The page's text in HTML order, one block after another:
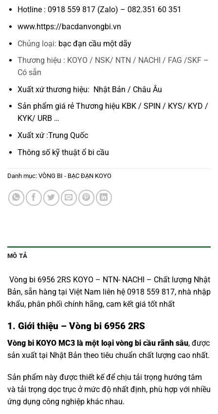
Hotline : 0918 559 817 (Zalo) – 082.351 60 351
www.https://bacdanvongbi.vn
Chủng loại: bạc đạn cầu một dãy
Thương hiệu : KOYO / NSK/ NTN / NACHI / FAG /SKF –
Có sẵn
Xuất xứ thương hiệu: Nhật Bản / Châu Âu
Sản phẩm giá rẻ Thương hiệu KBK / SPIN / KYS/ KYD /
KYK/ URB …
Xuất xứ :Trung Quốc
Thông số kỹ thuậtổ bi cầu
Danh mục: VÒNG BI - BẠC ĐẠN KOYO
MÔ TẢ
Vòng bi 6956 2RS KOYO – NTN- NACHI – Chất lượng Nhật
Bản, sẵn hàng tại Việt Nam liên hệ 0918 559 817, nhà nhập
khẩu, phân phối chính hãng, cam kết giá tốt nhất
1. Giới thiệu – Vòng bi 6956 2RS
Vòng bi KOYO MC3 là một loại vòng bi cầu rãnh sâu, được
sản xuất tại Nhật Bản theo tiêu chuẩn chất lượng cao nhất.
Sản phẩm này được thiết kế để chịu tải trọng hướng tâm
và tải trọng dọc trục ở mức độ nhất định, phù hợp với nhiều
ứng dụng công nghiệp khác nhau.